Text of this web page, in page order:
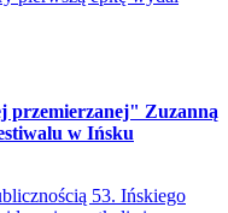
przemierzanej" Zuzanną
w Ińsku
53. Ińskiego